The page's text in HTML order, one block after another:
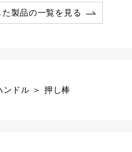
製品の一覧を見る
ドル ＞ 押し棒